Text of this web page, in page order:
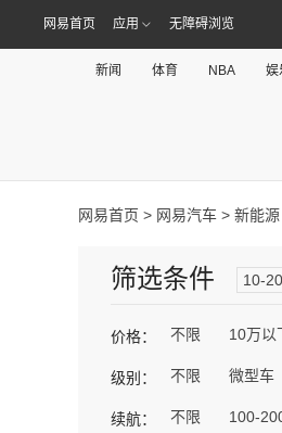
网易首页 应用 无障碍浏览
新闻 体育 NBA 娱
网易首页 > 网易汽车 > 新能源
筛选条件 10-
价格： 不限 10万以
级别： 不限 微型车
续航： 不限 100-